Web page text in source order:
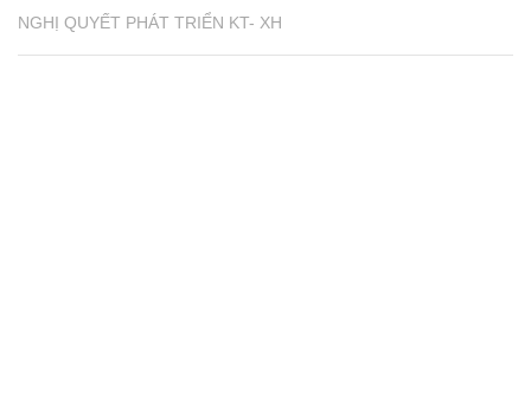
NGHỊ QUYẾT PHÁT TRIỂN KT- XH